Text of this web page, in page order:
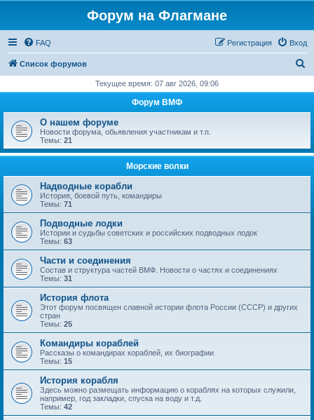
Форум на Флагмане
FAQ Вход
Регистрация
Список форумов
с
Текущее время: 07 авг 2026, 09:06
Форум ВМФ
О нашем форуме
Новости форума, обьявления участникам и т.п.
Темы: 21
Морские волки
Надводные корабли
История, боевой путь, командиры
Темы: 71
Подводные лодки
Истории и судьбы советских и российских подводных лодок
Темы: 63
Части и соединения
Состав и структура частей ВМФ. Новости о частях и соединениях
Темы: 31
История флота
Этот форум посвящен славной истории флота России (СССР) и других
стран
Темы: 25
Командиры кораблей
Рассказы о командирах кораблей, их биографии
Темы: 15
История корабля
Здесь можно размещать информацию о кораблях на которых служили,
например, год закладки, спуска на воду и т.д.
Темы: 42